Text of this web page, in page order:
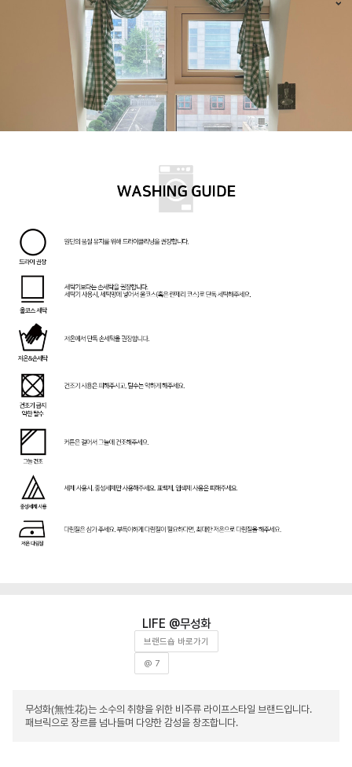
무성화
브랜드숍 바로가기
@ 7
무성화(無性花)는 소수의 취향을 위한 비주류 라이프스타일 브랜드입니다.
패브릭으로 장르를 넘나들며 다양한 감성을 창조합니다.